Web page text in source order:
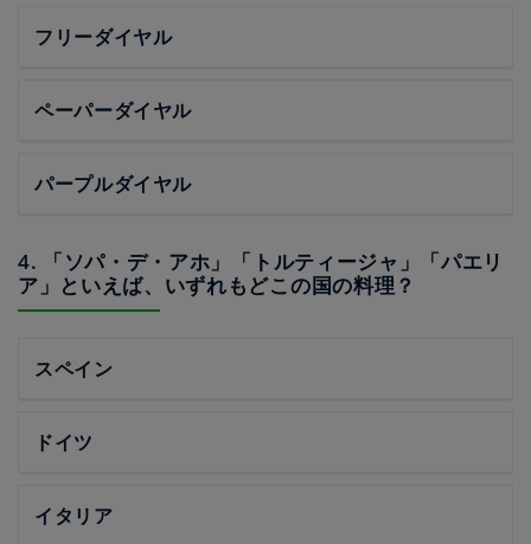
フリーダイヤル
ペーパーダイヤル
パープルダイヤル
4. 「ソパ・デ・アホ」「トルティージャ」「パエリ
ア」といえば、いずれもどこの国の料理？
スペイン
ドイツ
イタリア